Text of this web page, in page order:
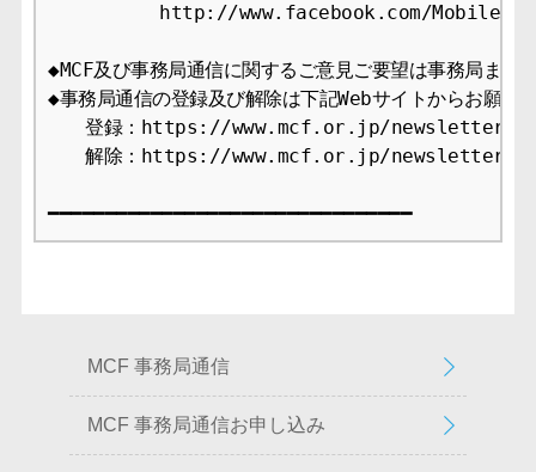
http://www.facebook.com/
◆MCF及び事務局通信に関するご意見ご要望は事務局まで
◆事務局通信の登録及び解除は下記Webサイトからお願い
登録：https://www.mcf.or.jp/newsletter/
解除：https://www.mcf.or.jp/newsletter/
━━━━━━━━━━━━━━━━━━━━━━━━━━━━━━━━
MCF 事務局通信
MCF 事務局通信お申し込み